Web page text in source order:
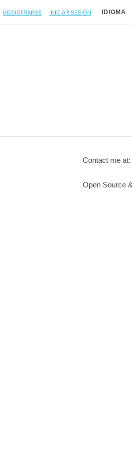
Registrarse Iniciar sesión IDIOMA
Contact me
Open Source